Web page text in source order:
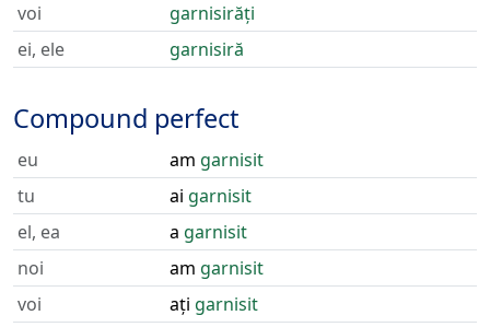
voi
garnisirăți
ei, ele
garnisiră
Compound perfect
eu am garnisit
tu
ai garnisit
el, ea
a garnisit
noi
am garnisit
voi
ați garnisit